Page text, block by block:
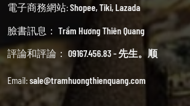
電子商務網站:Shopee,Tiki,Lazada
臉書訊息： Trầm Hương Thiên Quang
評論和評論： 09167.456.83 - 先生。顺
Email:sale@tramhuongthienquang.com